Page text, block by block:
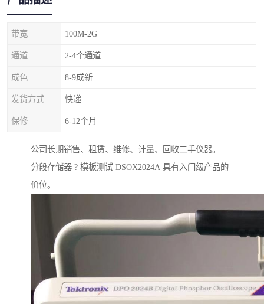
带宽 100M-2G
通道 2-4个通道
成色 8-9成新
发货方式 快递
保修 6-12个月
公司长期销售、租赁、维修、计量、回收二手仪器。
分段存储器 ? 模板测试 DSOX2024A 具有入门级产品的
价位。